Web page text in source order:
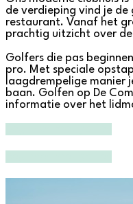
de verdieping vind je
restaurant. Vanaf het
prachtig uitzicht over de
Golfers die pas
pro. Met speciale
laagdrempelige manier
baan. Golfen op De
informatie over het